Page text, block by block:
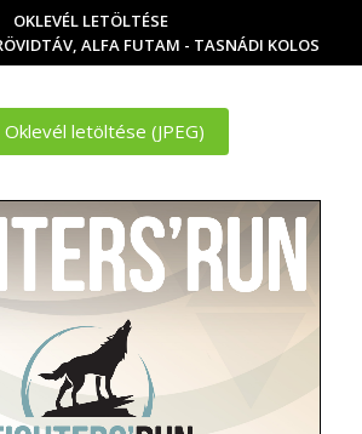
OKLEVÉL LETÖLTÉSE
ALFA FUTAM - TASNÁDI KOLOS
Oklevél letöltése (JPEG)